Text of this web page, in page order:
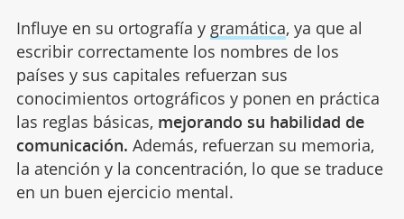
Influye en su ortografía y gramática, ya que al
escribir correctamente los nombres de los
países y sus capitales refuerzan sus
conocimientos ortográficos y ponen en práctica
las reglas básicas, mejorando su habilidad de
comunicación. Además, refuerzan su memoria,
la atención y la concentración, lo que se traduce
en un buen ejercicio mental.